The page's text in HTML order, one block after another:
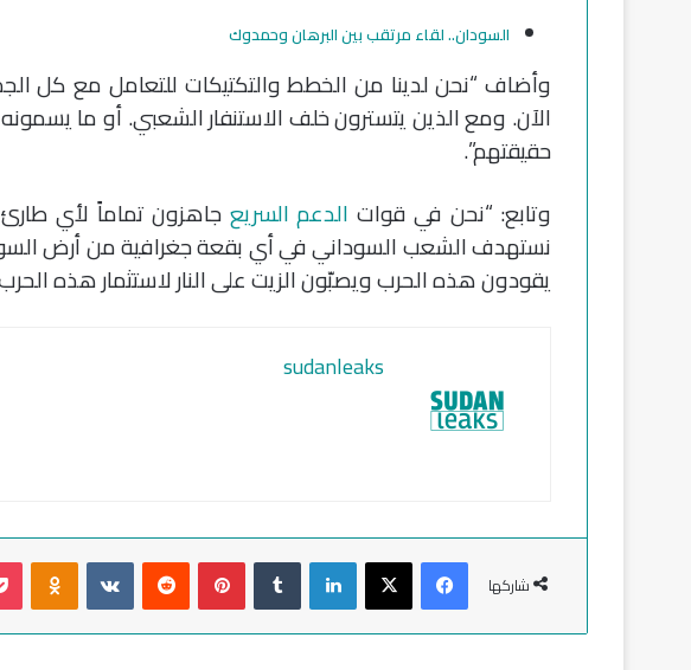
السودان.. لقاء مرتقب بين البرهان وحمدوك
وأضاف “نحن لدينا من الخطط والتكتيكات للتعامل مع كل
الآن. ومع الذين يتسترون خلف الاستنفار الشعبي. أو ما
حقيقتهم”.
وتابع: “نحن في قوات الدعم السريع جاهزون تماماً لأي
نستهدف الشعب السوداني في أي بقعة جغرافية من أرض
يقودون هذه الحرب ويصبّون الزيت على النار لاستثمار هذه الحرب
sudanleaks
شاركها
فيسبوك لينكدإن بينتيريست